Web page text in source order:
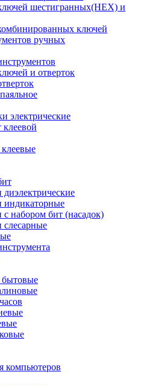
шестигранных(HEX) и
ключей
ручных
и отверток
электрические
клеевой
диэлектрические
индикаторные
с набором бит (насадок)
слесарные
компьютеров